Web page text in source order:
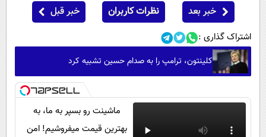
خبر بعد نظرات کاربران خبر قبل
اشتراک گذاری :
کلینتون، ترامپ را به صدام حسین تشبیه کرد
ماشینت رو بسپر به ما، به
بهترین قیمت میفروشیم! امن